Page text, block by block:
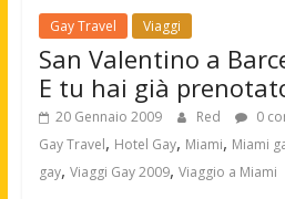
Gay Travel Viaggi
San Valentino a
E tu hai già
20 Gennaio 2009 Red 0
Gay Travel, Hotel Gay, Miami, Miami
gay, Viaggi Gay 2009, Viaggio a Miami